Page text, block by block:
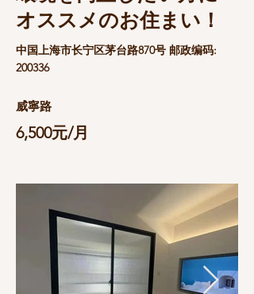
オススメのお住まい！
中国上海市长宁区茅台路870号 邮政编码:
200336
威寧路
6,500元/月